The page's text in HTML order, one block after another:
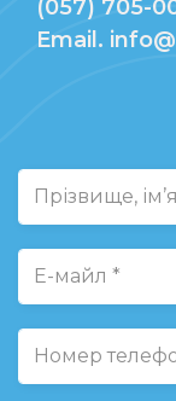
(057) 705-
Email.